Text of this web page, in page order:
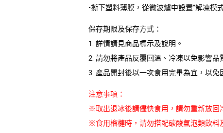
•撕下塑料薄膜，從微波爐中設置“解凍模
保存期限及保存方式：
1. 詳情請見商品標示及說明。
2. 請勿將產品反覆回溫、冷凍以免影響品
3. 產品開封後以一次食用完畢為宜，以免
注意事項：
※取出退冰後請儘快食用，請勿重新放回
※食用榴槤時，請勿搭配碳酸氣泡類飲料